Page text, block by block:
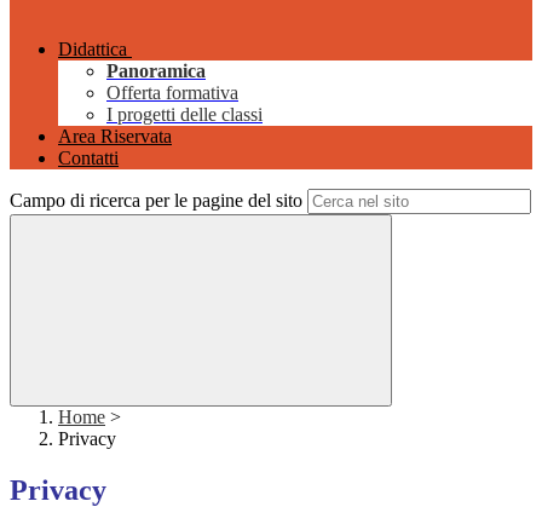
Didattica
Panoramica
Offerta formativa
I progetti delle classi
Area Riservata
Contatti
Campo di ricerca per le pagine del sito
Home >
Privacy
Privacy